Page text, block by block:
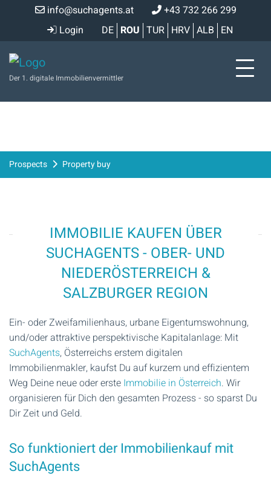
info@suchagents.at
+43 732 266 299
Login
DE ROU TUR HRV ALB EN
Der 1. digitale Immobilienvermittler
Prospects Property buy
IMMOBILIE KAUFEN ÜBER
SUCHAGENTS - OBER- UND
NIEDERÖSTERREICH &
SALZBURGER REGION
Ein- oder Zweifamilienhaus, urbane Eigentumswohnung,
und/oder attraktive perspektivische Kapitalanlage: Mit
SuchAgents, Österreichs erstem digitalen
Immobilienmakler, kaufst Du auf kurzem und effizientem
Weg Deine neue oder erste Immobilie in Österreich. Wir
organisieren für Dich den gesamten Prozess - so sparst Du
Dir Zeit und Geld.
So funktioniert der Immobilienkauf mit
SuchAgents